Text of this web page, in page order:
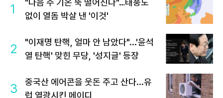
1
"다음 주 기온 뚝 떨어진다"…태풍도
없이 열돔 박살 낸 '이것'
2
"이재명 탄핵, 얼마 안 남았다"...'윤석
열 탄핵' 맞힌 무당, '성지글' 등장
3
중국산 에어콘을 웃돈 주고 산다...유
럽 열광시킨 메이디